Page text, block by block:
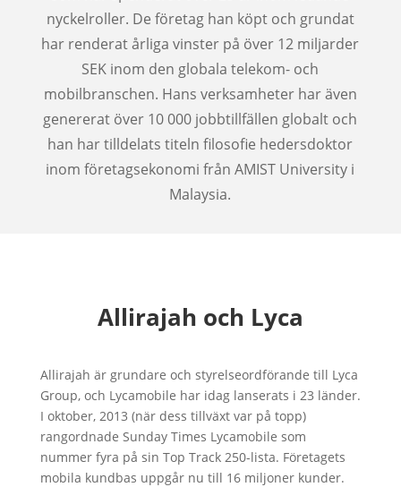
nyckelroller. De företag han köpt och grundat
har renderat årliga vinster på över 12 miljarder
SEK inom den globala telekom- och
mobilbranschen. Hans verksamheter har även
genererat över 10 000 jobbtillfällen globalt och
han har tilldelats titeln filosofie hedersdoktor
inom företagsekonomi från AMIST University i
Malaysia.
Allirajah och Lyca
Allirajah är grundare och styrelseordförande till Lyca
Group, och Lycamobile har idag lanserats i 23 länder.
I oktober, 2013 (när dess tillväxt var på topp)
rangordnade Sunday Times Lycamobile som
nummer fyra på sin Top Track 250-lista. Företagets
mobila kundbas uppgår nu till 16 miljoner kunder.